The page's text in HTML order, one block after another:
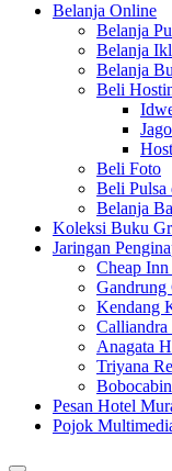
Belanja Online
Belanja
Belanja
Belanja
Beli
Beli Foto
Beli Pulsa
Belanja
Koleksi Buku
Jaringan
Cheap
Gandrung
Kendang
Calliandra
Anagata
Triyana
Pesan Hotel
Pojok